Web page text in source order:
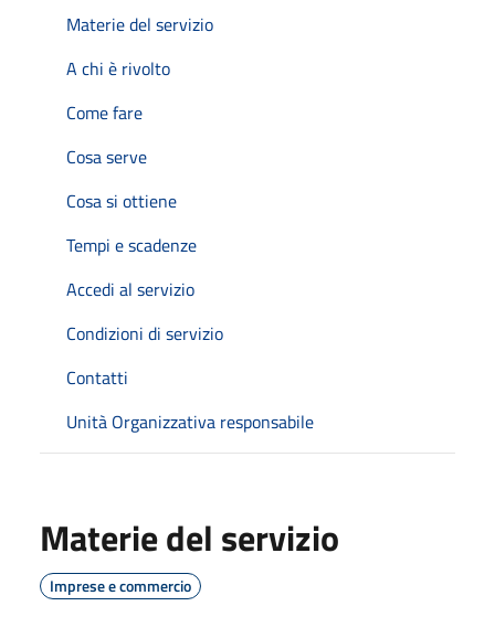
Materie del servizio
A chi è rivolto
Come fare
Cosa serve
Cosa si ottiene
Tempi e scadenze
Accedi al servizio
Condizioni di servizio
Contatti
Unità Organizzativa responsabile
Materie del servizio
Imprese e commercio